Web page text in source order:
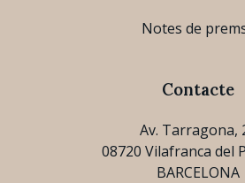
Notes de
Contacte
Av. Tarragona,
08720 Vilafranca del
BARCELONA